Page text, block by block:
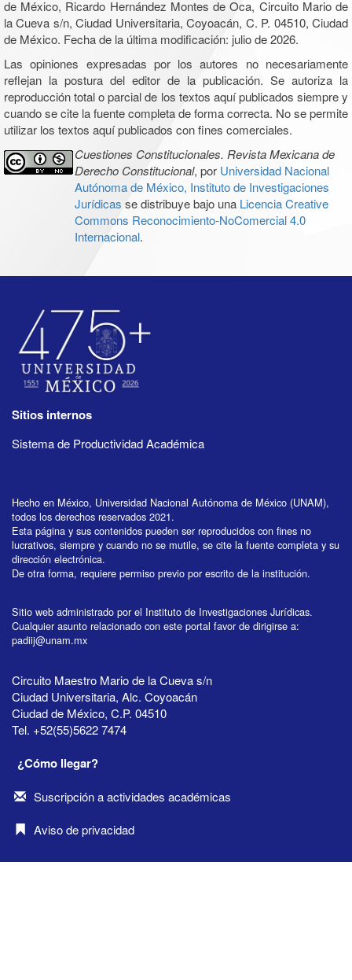
de México, Ricardo Hernández Montes de Oca, Circuito Mario de
la Cueva s/n, Ciudad Universitaria, Coyoacán, C. P. 04510, Ciudad
de México. Fecha de la última modificación: julio de 2026.
Las opiniones expresadas por los autores no necesariamente
reflejan la postura del editor de la publicación. Se autoriza la
reproducción total o parcial de los textos aquí publicados siempre y
cuando se cite la fuente completa de forma correcta. No se permite
utilizar los textos aquí publicados con fines comerciales.
Cuestiones Constitucionales. Revista Mexicana de
Derecho Constitucional, por Universidad Nacional
Autónoma de México, Instituto de Investigaciones
Jurídicas se distribuye bajo una Licencia Creative
Commons Reconocimiento-NoComercial 4.0
Internacional.
Sitios internos
Sistema de Productividad Académica
Hecho en México, Universidad Nacional Autónoma de México (UNAM),
todos los derechos reservados 2021.
Esta página y sus contenidos pueden ser reproducidos con fines no
lucrativos, siempre y cuando no se mutile, se cite la fuente completa y su
dirección electrónica.
De otra forma, requiere permiso previo por escrito de la institución.
Sitio web administrado por el Instituto de Investigaciones Jurídicas.
Cualquier asunto relacionado con este portal favor de dirigirse a:
padiij@unam.mx
Circuito Maestro Mario de la Cueva s/n
Ciudad Universitaria, Alc. Coyoacán
Ciudad de México, C.P. 04510
Tel. +52(55)5622 7474
¿Cómo llegar?
Suscripción a actividades académicas
Aviso de privacidad